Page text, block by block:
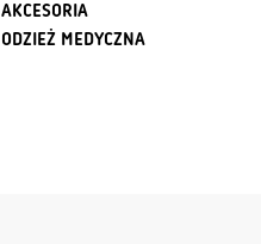
AKCESORIA
ODZIEŻ MEDYCZNA